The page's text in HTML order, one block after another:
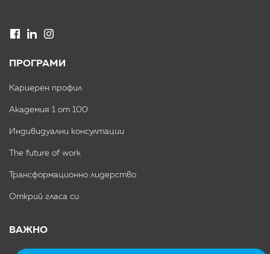
ПРОГРАМИ
Кариерен профил
Академия 1 от 100
Индивидуални консултации
The future of work
Трансформационно лидерство
Открий гласа си
ВАЖНО